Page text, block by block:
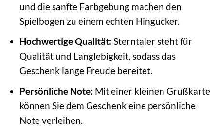
und die sanfte Farbgebung machen den
Spielbogen zu einem echten Hingucker.
Hochwertige Qualität: Sterntaler steht für
Qualität und Langlebigkeit, sodass das
Geschenk lange Freude bereitet.
Persönliche Note: Mit einer kleinen Grußkarte
können Sie dem Geschenk eine persönliche
Note verleihen.